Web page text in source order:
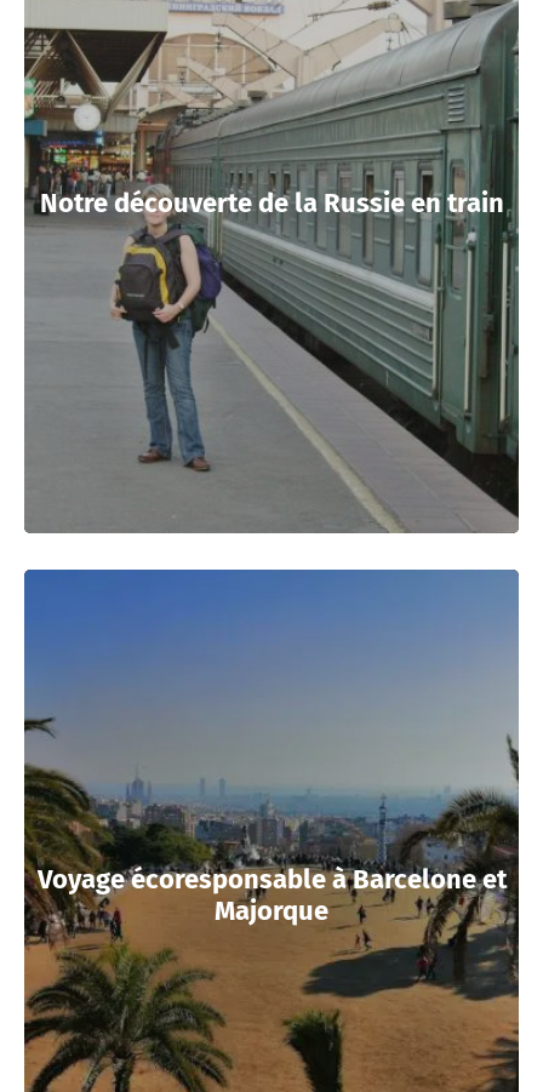
Notre découverte de la Russie en train
Voyage écoresponsable à Barcelone et
Majorque